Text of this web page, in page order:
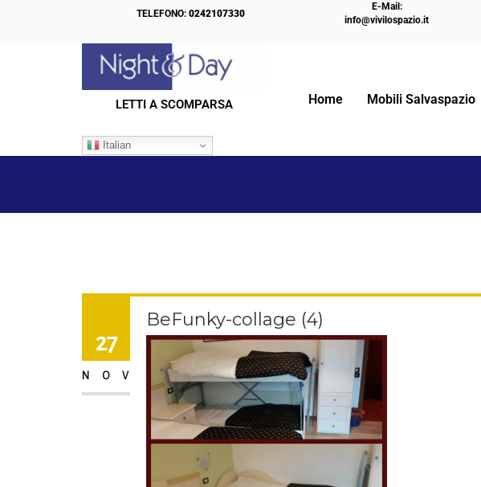
TELEFONO:0242107330
E-Mail:
info@vivilospazio.it
LETTI A SCOMPARSA
Italian
Home Mobili Salvaspazio
IL NOSTRO BLOG!
27
NOV
BeFunky-collage (4)